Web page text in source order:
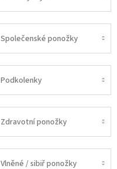
Společenské ponožky
Podkolenky
Zdravotní ponožky
Vlněné / sibiř ponožky